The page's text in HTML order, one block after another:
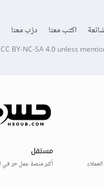
اكتب معنا درّب معنا
CC BY-NC-SA 4.0unless